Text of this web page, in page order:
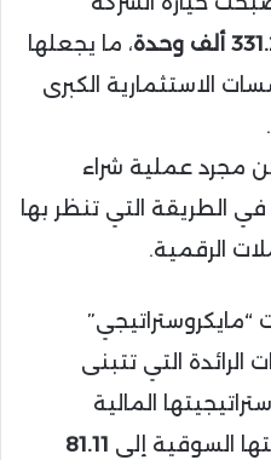
ألف وحدة
، ما يجعلها
الاستثمارية الكبرى
مجرد عملية شراء
في الطريقة التي تنظر بها
الرقمية.
التي تتبنى
المالية
السوقية إلى 81.11